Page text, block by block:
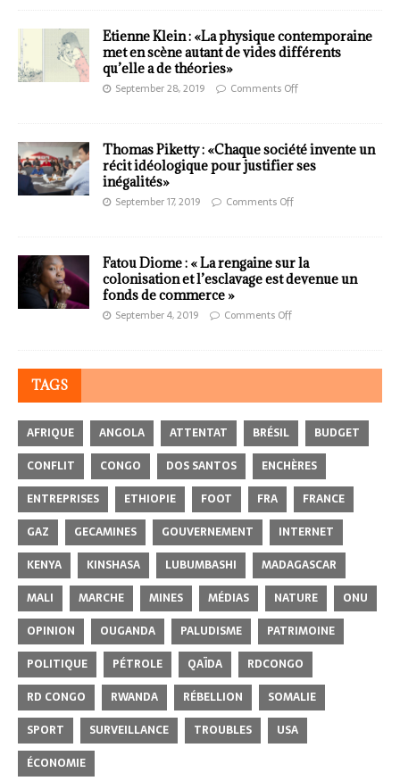
Etienne Klein : «La physique contemporaine
met en scène autant de vides différents
qu’elle a de théories»
September 28, 2019 Comments Off
Thomas Piketty : «Chaque société invente un
récit idéologique pour justifier ses
inégalités»
September 17, 2019 Comments Off
Fatou Diome : « La rengaine sur la
colonisation et l’esclavage est devenue un
fonds de commerce »
September 4, 2019 Comments Off
TAGS
AFRIQUE ANGOLA ATTENTAT BRÉSIL
BUDGET
CONFLIT
CONGO DOS SANTOS
ENCHÈRES
ENTREPRISES
ETHIOPIE FOOT FRA
FRANCE
GAZ
GECAMINES GOUVERNEMENT
INTERNET
KENYA
KINSHASA LUBUMBASHI
MADAGASCAR
MALI
MARCHE MINES MÉDIAS NATURE
ONU
OPINION
OUGANDA PALUDISME
PATRIMOINE
POLITIQUE
PÉTROLE QAÏDA
RDCONGO
RD CONGO
RWANDA RÉBELLION
SOMALIE
SPORT
SURVEILLANCE TROUBLES
USA
ÉCONOMIE